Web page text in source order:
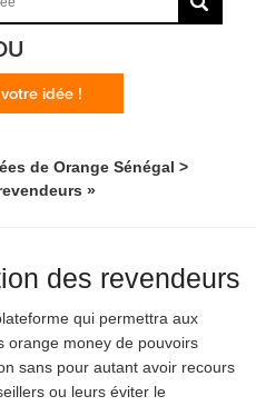
idée !
de Orange Sénégal
»
des revendeurs
qui permettra aux
orange money de pouvoirs
sans pour autant avoir recours
ou leurs éviter le